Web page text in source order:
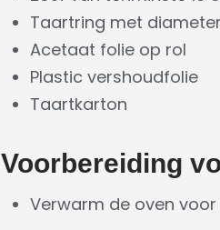
Taartring met
Acetaat folie op rol
Plastic vershoudfolie
Taartkarton
Voorbereiding
Verwarm de oven